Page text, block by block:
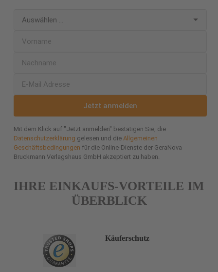
Jetzt anmelden
Mit dem Klick auf "Jetzt anmelden" bestätigen Sie, die
Datenschutzerklärung gelesen und die Allgemeinen
Geschäftsbedingungen für die Online-Dienste der GeraNova
Bruckmann Verlagshaus GmbH akzeptiert zu haben.
IHRE EINKAUFS-VORTEILE IM
ÜBERBLICK
Käuferschutz